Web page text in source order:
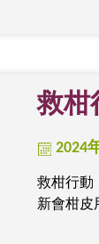
救柑
2024
救柑行動
新會柑皮